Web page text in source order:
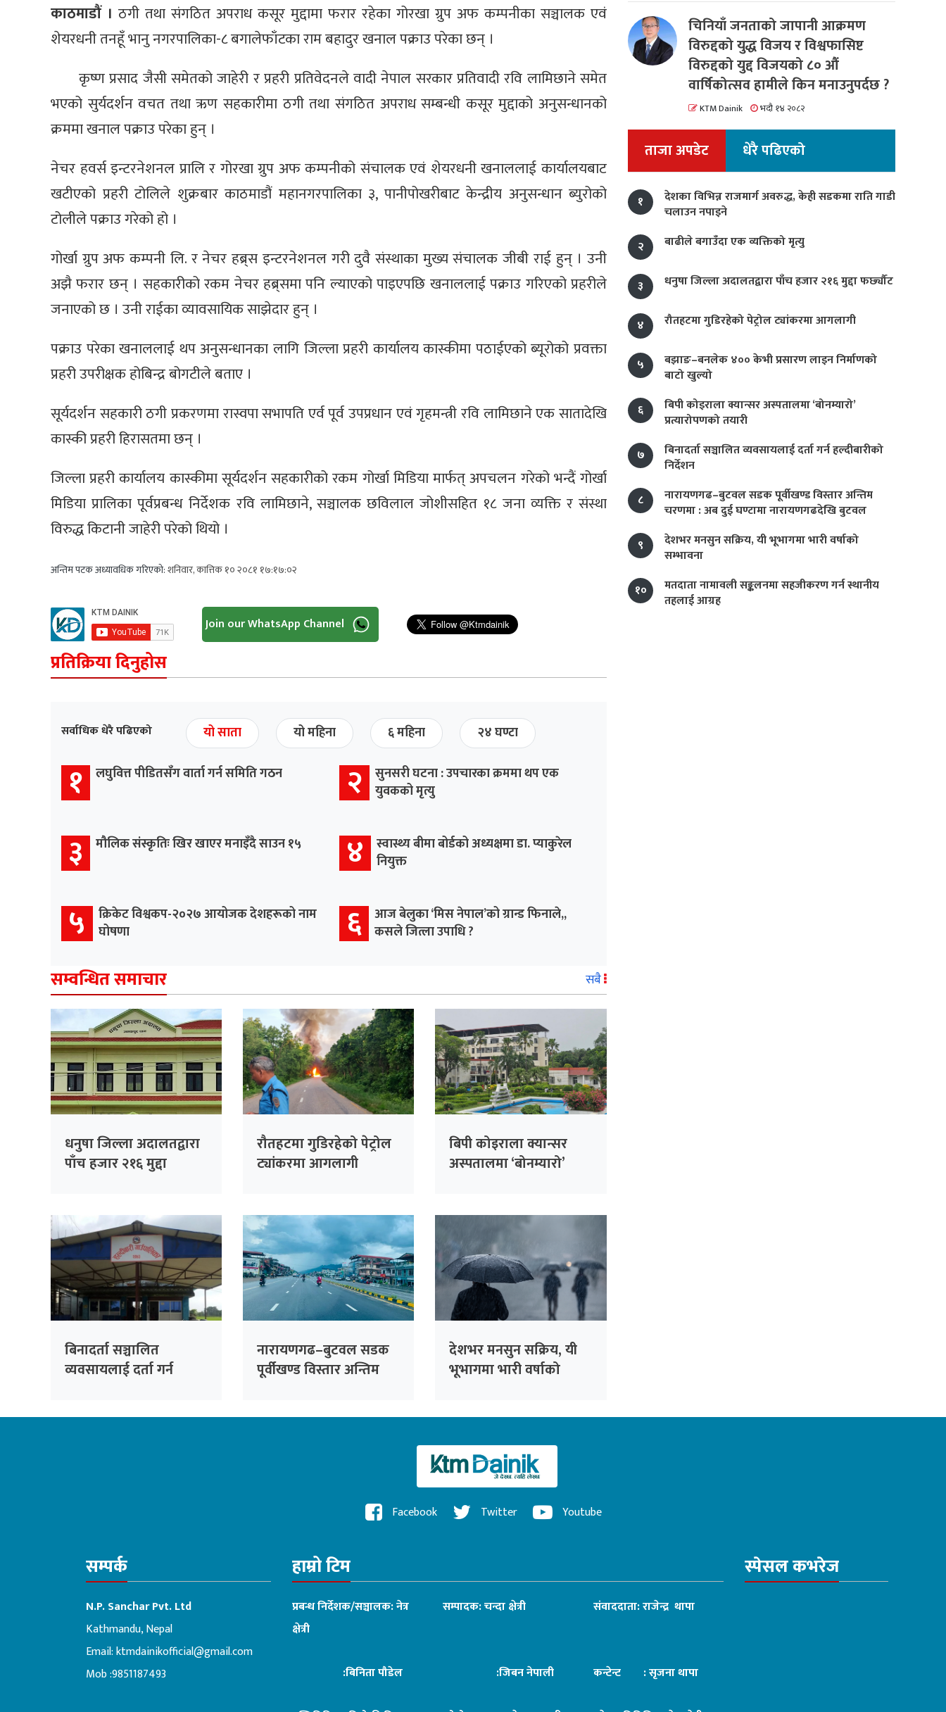
काठमाडौं । ठगी तथा संगठित अपराध कसूर मुद्दामा फरार रहेका गोरखा ग्रुप अफ कम्पनीका सञ्चालक एवं
शेयरधनी तनहूँ भानु नगरपालिका-८ बगालेफाँटका राम बहादुर खनाल पक्राउ परेका छन् ।
कृष्ण प्रसाद जैसी समेतको जाहेरी र प्रहरी प्रतिवेदनले वादी नेपाल सरकार प्रतिवादी रवि लामिछाने समेत
भएको सुर्यदर्शन वचत तथा ऋण सहकारीमा ठगी तथा संगठित अपराध सम्बन्धी कसूर मुद्दाको अनुसन्धानको
क्रममा खनाल पक्राउ परेका हुन् ।
नेचर हवर्स इन्टरनेशनल प्रालि र गोरखा ग्रुप अफ कम्पनीको संचालक एवं शेयरधनी खनाललाई कार्यालयबाट
खटीएको प्रहरी टोलिले शुक्रबार काठमाडौं महानगरपालिका ३, पानीपोखरीबाट केन्द्रीय अनुसन्धान ब्युरोको
टोलीले पक्राउ गरेको हो ।
गोर्खा ग्रुप अफ कम्पनी लि. र नेचर हब्र्स इन्टरनेशनल गरी दुवै संस्थाका मुख्य संचालक जीबी राई हुन् । उनी
अझै फरार छन् । सहकारीको रकम नेचर हब्र्समा पनि ल्याएको पाइएपछि खनाललाई पक्राउ गरिएको प्रहरीले
जनाएको छ । उनी राईका व्यावसायिक साझेदार हुन् ।
पक्राउ परेका खनाललाई थप अनुसन्धानका लागि जिल्ला प्रहरी कार्यालय कास्कीमा पठाईएको ब्यूरोको प्रवक्ता
प्रहरी उपरीक्षक होबिन्द्र बोगटीले बताए ।
सूर्यदर्शन सहकारी ठगी प्रकरणमा रास्वपा सभापति एर्व पूर्व उपप्रधान एवं गृहमन्त्री रवि लामिछाने एक सातादेखि
कास्की प्रहरी हिरासतमा छन् ।
जिल्ला प्रहरी कार्यालय कास्कीमा सूर्यदर्शन सहकारीको रकम गोर्खा मिडिया मार्फत् अपचलन गरेको भन्दैं गोर्खा
मिडिया प्रालिका पूर्वप्रबन्ध निर्देशक रवि लामिछाने, सञ्चालक छविलाल जोशीसहित १८ जना व्यक्ति र संस्था
विरुद्ध किटानी जाहेरी परेको थियो ।
अन्तिम पटक अध्यावधिक गरिएको:शनिवार, कात्तिक १० २०८१ १७:१७:०२
Join our WhatsApp Channel
प्रतिक्रिया दिनुहोस
सर्वाधिक धेरै पढिएको यो साता यो महिना ६ महिना २४ घण्टा
१ लघुवित्त पीडितसँग वार्ता गर्न समिति गठन २
सुनसरी घटना : उपचारका क्रममा थप एक
युवकको मृत्यु
३ मौलिक संस्कृतिः खिर खाएर मनाइँदै साउन १५ ४
स्वास्थ्य बीमा बोर्डको अध्यक्षमा डा. प्याकुरेल
नियुक्त
५
क्रिकेट विश्वकप-२०२७ आयोजक देशहरूको नाम
घोषणा
६ आज बेलुका ‘मिस नेपाल’को ग्रान्ड फिनाले,,
कसले जित्ला उपाधि ?
सम्वन्धित समाचार सबै
धनुषा जिल्ला अदालतद्वारा
पाँच हजार २१६ मुद्दा
रौतहटमा गुडिरहेको पेट्रोल
ट्यांकरमा आगलागी
बिपी कोइराला क्यान्सर
अस्पतालमा ‘बोनम्यारो’
बिनादर्ता सञ्चालित
व्यवसायलाई दर्ता गर्न
नारायणगढ–बुटवल सडक
पूर्वीखण्ड विस्तार अन्तिम
देशभर मनसुन सक्रिय, यी
भूभागमा भारी वर्षाको
चिनियाँ जनताको जापानी आक्रमण
विरुद्दको युद्ध विजय र विश्वफासिष्ट
विरुद्दको युद्द विजयको ८० औं
वार्षिकोत्सव हामीले किन मनाउनुपर्दछ ?
KTM Dainik भदौ १४ २०८२
ताजा अपडेट धेरै पढिएको
१
देशका विभिन्न राजमार्ग अवरुद्ध, केही सडकमा राति गाडी
चलाउन नपाइने
२
बाढीले बगाउँदा एक व्यक्तिको मृत्यु
३ धनुषा जिल्ला अदालतद्वारा पाँच हजार २१६ मुद्दा फर्छ्यौट
४ रौतहटमा गुडिरहेको पेट्रोल ट्यांकरमा आगलागी
५
बझाङ–बनलेक ४०० केभी प्रसारण लाइन निर्माणको
बाटो खुल्यो
६
बिपी कोइराला क्यान्सर अस्पतालमा ‘बोनम्यारो’
प्रत्यारोपणको तयारी
७
बिनादर्ता सञ्चालित व्यवसायलाई दर्ता गर्न हल्दीबारीको
निर्देशन
८
नारायणगढ–बुटवल सडक पूर्वीखण्ड विस्तार अन्तिम
चरणमा : अब दुई घण्टामा नारायणगढदेखि बुटवल
९
देशभर मनसुन सक्रिय, यी भूभागमा भारी वर्षाको
सम्भावना
१०
मतदाता नामावली सङ्कलनमा सहजीकरण गर्न स्थानीय
तहलाई आग्रह
Facebook Twitter Youtube
सम्पर्क
N.P. Sanchar Pvt. Ltd
Kathmandu, Nepal
Email:ktmdainikofficial@gmail.com
Mob :9851187493
हाम्रो टिम
प्रबन्ध निर्देशक/सञ्चालक: नेत्र
क्षेत्री
सम्पादक: चन्दा क्षेत्री संवाददाता: राजेन्द्र थापा
:बिनिता पौडेल :जिबन नेपाली कन्टेन्ट : सृजना थापा
स्पेसल कभरेज